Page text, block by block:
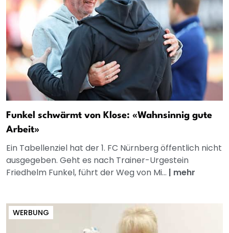
Funkel schwärmt von Klose: «Wahnsinnig gute
Arbeit»
Ein Tabellenziel hat der 1. FC Nürnberg öffentlich nicht
ausgegeben. Geht es nach Trainer-Urgestein
Friedhelm Funkel, führt der Weg von Mi... | mehr
WERBUNG